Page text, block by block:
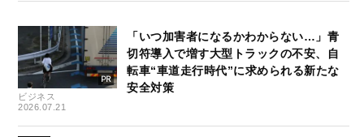
ビジネス
2026.07.21
「いつ加害者になるかわからない…」青
切符導入で増す大型トラックの不安、自
転車“車道走行時代”に求められる新たな
安全対策